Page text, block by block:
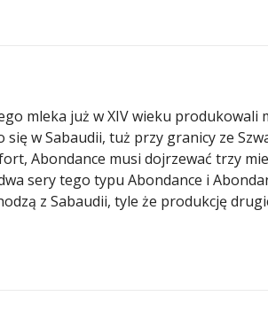
mleka już w XIV wieku produkowali
się w Sabaudii, tuż przy granicy ze
Abondance musi dojrzewać trzy
sery tego typu Abondance i
z Sabaudii, tyle że produkcję